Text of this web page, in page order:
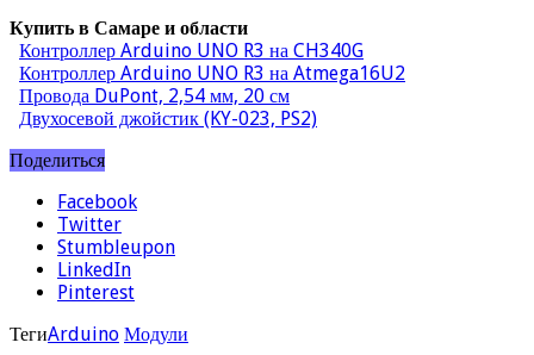
Купить в Самаре и области
Контроллер Arduino UNO R3 на CH340G
Контроллер Arduino UNO R3 на Atmega16U2
Провода DuPont, 2,54 мм, 20 см
Двухосевой джойстик (KY-023, PS2)
Поделиться
Facebook
Twitter
Stumbleupon
LinkedIn
Pinterest
ТегиArduino Модули